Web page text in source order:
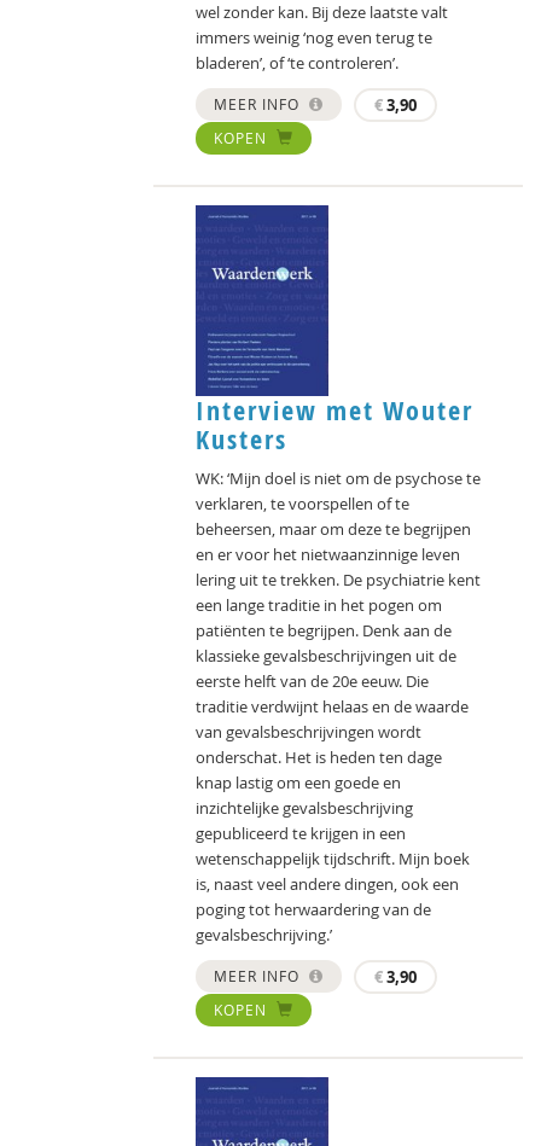
wel zonder kan. Bij deze laatste valt
immers weinig ‘nog even terug te
bladeren’, of ‘te controleren’.
MEER INFO €3,90
KOPEN
Interview met Wouter
Kusters
WK: ‘Mijn doel is niet om de psychose te
verklaren, te voorspellen of te
beheersen, maar om deze te begrijpen
en er voor het nietwaanzinnige leven
lering uit te trekken. De psychiatrie kent
een lange traditie in het pogen om
patiënten te begrijpen. Denk aan de
klassieke gevalsbeschrijvingen uit de
eerste helft van de 20e eeuw. Die
traditie verdwijnt helaas en de waarde
van gevalsbeschrijvingen wordt
onderschat. Het is heden ten dage
knap lastig om een goede en
inzichtelijke gevalsbeschrijving
gepubliceerd te krijgen in een
wetenschappelijk tijdschrift. Mijn boek
is, naast veel andere dingen, ook een
poging tot herwaardering van de
gevalsbeschrijving.’
MEER INFO €3,90
KOPEN